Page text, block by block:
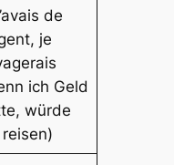
de
je
ich Geld
würde